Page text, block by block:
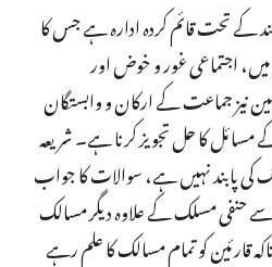
کے تحت قائم کردہ ادارہ ہے جس کا
اجتماعی غور و خوض اور
نیز جماعت کے ارکان و وابستگان
مسائل کا حل تجویز کرنا ہے۔ شریعہ
پابند نہیں ہے، سوالات کا جواب
حنفی مسلک کے علاوہ دیگر مسالک
قارئین کو تمام مسالک کا علم رہے